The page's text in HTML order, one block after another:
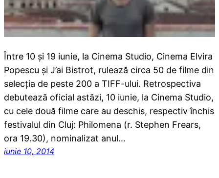
Între 10 și 19 iunie, la Cinema Studio, Cinema Elvira
Popescu și J’ai Bistrot, rulează circa 50 de filme din
selecția de peste 200 a TIFF-ului. Retrospectiva
debutează oficial astăzi, 10 iunie, la Cinema Studio,
cu cele două filme care au deschis, respectiv închis
festivalul din Cluj: Philomena (r. Stephen Frears,
ora 19.30), nominalizat anul…
iunie 10, 2014